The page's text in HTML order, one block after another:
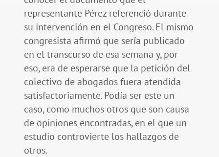
representante Pérez referenció durante
su intervención en el Congreso. El mismo
congresista afirmó que sería publicado
en el transcurso de esa semana y, por
eso, era de esperarse que la petición del
colectivo de abogados fuera atendida
satisfactoriamente. Podía ser este un
caso, como muchos otros que son causa
de opiniones encontradas, en el que un
estudio controvierte los hallazgos de
otros.